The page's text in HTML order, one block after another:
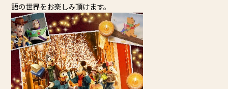
語の世界をお楽しみ頂けます。